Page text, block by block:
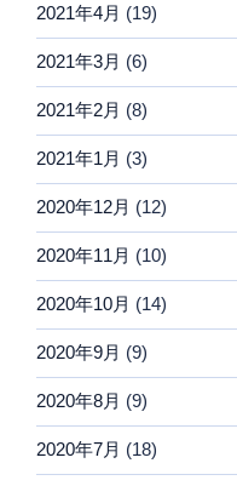
2021年4月 (19)
2021年3月 (6)
2021年2月 (8)
2021年1月 (3)
2020年12月 (12)
2020年11月 (10)
2020年10月 (14)
2020年9月 (9)
2020年8月 (9)
2020年7月 (18)